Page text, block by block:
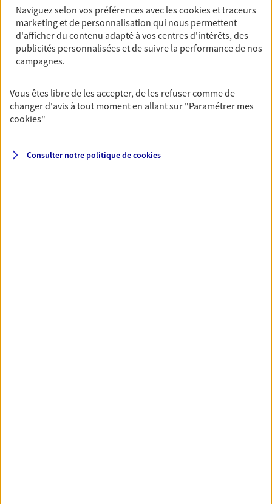
Retraite
Préparez sereinement ce nouveau chapitre de
votre vie avec les conseils d'un expert. Découvrez
notre solution PER (Plan Epargne Retraite)
spécialement conçue pour la retraite.
Découvrir l'offre Retraite
Pour un avenir serein, assurez-vous avec notre
contrat prévoyance. Préservez vos proches en cas
Naviguez selon vos préférences avec lescookies et traceurs
marketing et de personnalisation qui nous permettent
d'afficher du contenu adapté à vos centres d'intérêts, des
publicités personnalisées et de suivre la performance de nos
campagnes.
Vous êtes libre de les accepter, de les refuser comme de
changer d'avis à tout moment en allant sur "Paramétrer mes
cookies"
Consulter notre politique decookies